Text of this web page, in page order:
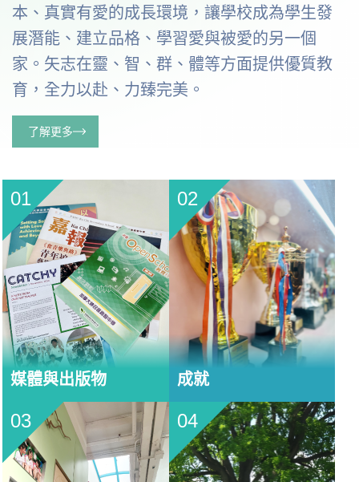
本、真實有愛的成長環境，讓學校成為學生發
展潛能、建立品格、學習愛與被愛的另一個
家。矢志在靈、智、群、體等方面提供優質教
育，全力以赴、力臻完美。
了解更多
01
媒體與出版物
02
成就
03 04